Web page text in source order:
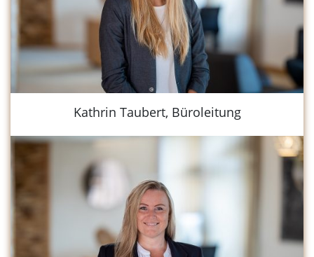
Kathrin Taubert, Büroleitung